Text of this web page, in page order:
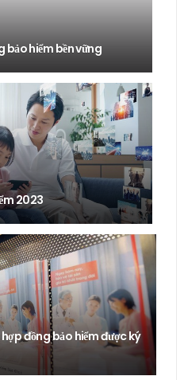
bảo hiểm bền vững
2023
đồng bảo hiểm được ký